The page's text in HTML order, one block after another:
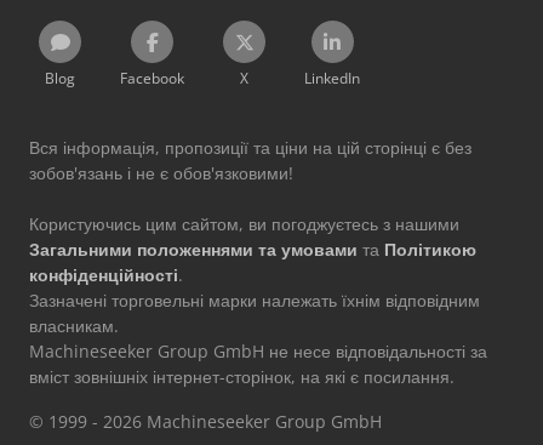
Blog Facebook X LinkedIn
Вся інформація, пропозиції та ціни на цій сторінці є без
зобов'язань і не є обов'язковими!
Користуючись цим сайтом, ви погоджуєтесь з нашими
Загальними положеннями та умовами та Політикою
конфіденційності.
Зазначені торговельні марки належать їхнім відповідним
власникам.
Machineseeker Group GmbH не несе відповідальності за
вміст зовнішніх інтернет-сторінок, на які є посилання.
© 1999 - 2026 Machineseeker Group GmbH